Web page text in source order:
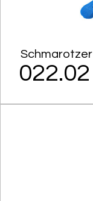
Schmarotzer
022.02